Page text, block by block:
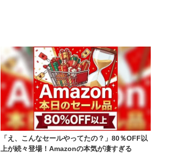
「え、こんなセールやってたの？」80％OFF以
上が続々登場！Amazonの本気が凄すぎる